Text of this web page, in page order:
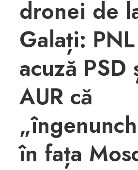
dronei de
Galați: PNL
acuză PSD
AUR că
în fața